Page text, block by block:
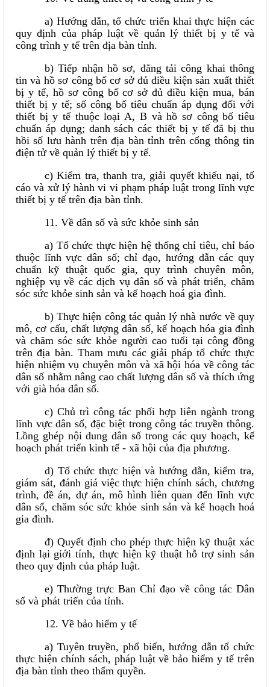
a) Hướng dẫn, tổ chức triển khai thực hiện các
quy định của pháp luật về quản lý thiết bị y tế và
công trình y tế trên địa bàn tỉnh.
b) Tiếp nhận hồ sơ, đăng tải công khai thông
tin và hồ sơ công bố cơ sở đủ điều kiện sản xuất thiết
bị y tế, hồ sơ công bố cơ sở đủ điều kiện mua, bán
thiết bị y tế; số công bố tiêu chuẩn áp dụng đối với
thiết bị y tế thuộc loại A, B và hồ sơ công bố tiêu
chuẩn áp dụng; danh sách các thiết bị y tế đã bị thu
hồi số lưu hành trên địa bàn tỉnh trên cổng thông tin
điện tử về quản lý thiết bị y tế.
c) Kiểm tra, thanh tra, giải quyết khiếu nại, tố
cáo và xử lý hành vi vi phạm pháp luật trong lĩnh vực
thiết bị y tế trên địa bàn tỉnh.
11. Về dân số và sức khỏe sinh sản
a) Tổ chức thực hiện hệ thống chỉ tiêu, chỉ báo
thuộc lĩnh vực dân số; chỉ đạo, hướng dẫn các quy
chuẩn kỹ thuật quốc gia, quy trình chuyên môn,
nghiệp vụ về các dịch vụ dân số và phát triển, chăm
sóc sức khỏe sinh sản và kế hoạch hoá gia đình.
b) Thực hiện công tác quản lý nhà nước về quy
mô, cơ cấu, chất lượng dân số, kế hoạch hóa gia đình
và chăm sóc sức khỏe người cao tuổi tại công đồng
trên địa bàn. Tham mưu các giải pháp tổ chức thực
hiện nhiệm vụ chuyên môn và xã hội hóa về công tác
dân số nhằm nâng cao chất lượng dân số và thích ứng
với già hóa dân số.
c) Chủ trì công tác phối hợp liên ngành trong
lĩnh vực dân số, đặc biệt trong công tác truyền thông.
Lồng ghép nội dung dân số trong các quy hoạch, kế
hoạch phát triển kinh tế - xã hội của địa phương.
d) Tổ chức thực hiện và hướng dẫn, kiểm tra,
giám sát, đánh giá việc thực hiện chính sách, chương
trình, đề án, dự án, mô hình liên quan đến lĩnh vực
dân số, chăm sóc sức khỏe sinh sản và kế hoạch hoá
gia đình.
đ) Quyết định cho phép thực hiện kỹ thuật xác
định lại giới tính, thực hiện kỹ thuật hỗ trợ sinh sản
theo quy định của pháp luật.
e) Thường trực Ban Chỉ đạo về công tác Dân
số và phát triển của tỉnh.
12. Về bảo hiểm y tế
a) Tuyên truyền, phổ biến, hướng dẫn tổ chức
thực hiện chính sách, pháp luật về bảo hiểm y tế trên
địa bàn tỉnh theo thẩm quyền.